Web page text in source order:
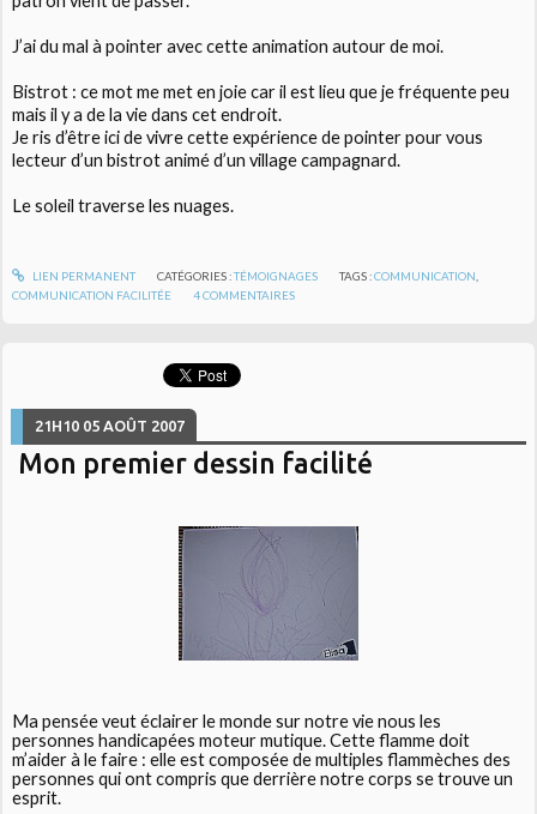
J’ai du mal à pointer avec cette animation autour de moi.
Bistrot : ce mot me met en joie car il est lieu que je fréquente peu
mais il y a de la vie dans cet endroit.
Je ris d’être ici de vivre cette expérience de pointer pour vous
lecteur d’un bistrot animé d’un village campagnard.
Le soleil traverse les nuages.
LIEN PERMANENT CATÉGORIES :TÉMOIGNAGES TAGS :COMMUNICATION
COMMUNICATION FACILITÉE
4COMMENTAIRES
21H10 05 AOÛT 2007
Mon premier dessin facilité
Ma pensée veut éclairer le monde sur notre vie nous les
personnes handicapées moteur mutique. Cette flamme doit
m’aider à le faire : elle est composée de multiples flammèches des
personnes qui ont compris que derrière notre corps se trouve un
esprit.